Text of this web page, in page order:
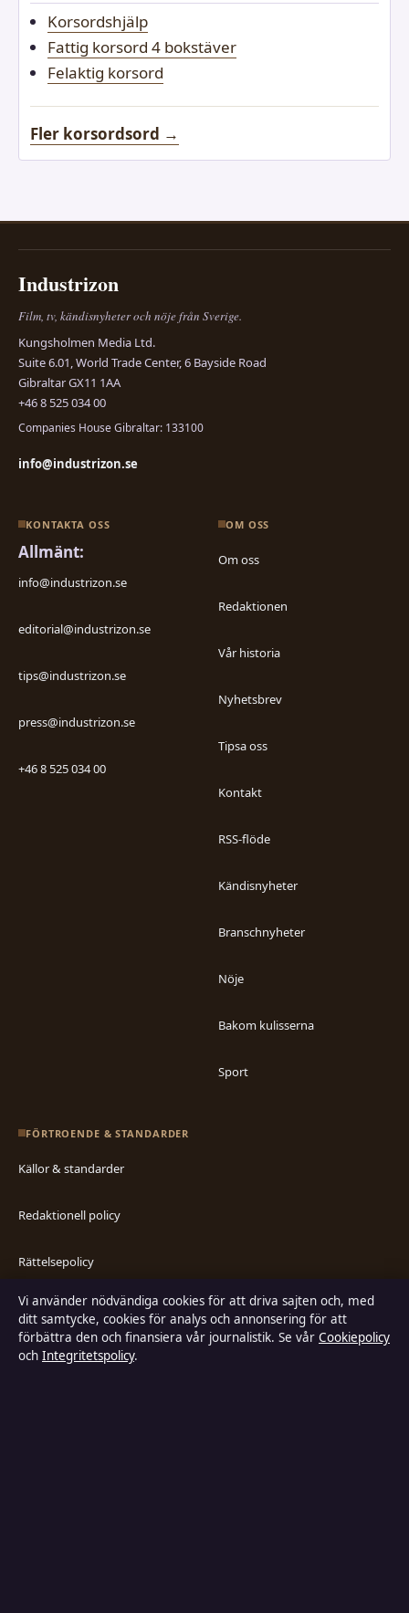
Korsordshjälp
Fattig korsord 4 bokstäver
Felaktig korsord
Fler korsordsord →
Industrizon
Film, tv, kändisnyheter och nöje från Sverige.
Kungsholmen Media Ltd.
Suite 6.01, World Trade Center, 6 Bayside Road
Gibraltar GX11 1AA
+46 8 525 034 00
Companies House Gibraltar: 133100
info@industrizon.se
KONTAKTA OSS
Allmänt:
info@industrizon.se
editorial@industrizon.se
tips@industrizon.se
press@industrizon.se
+46 8 525 034 00
OM OSS
Om oss
Redaktionen
Vår historia
Nyhetsbrev
Tipsa oss
Kontakt
RSS-flöde
Kändisnyheter
Branschnyheter
Nöje
Bakom kulisserna
Sport
FÖRTROENDE & STANDARDER
Källor & standarder
Redaktionell policy
Rättelsepolicy
Faktagranskningspolicy
Ägande & finansiering
Vi använder nödvändiga cookies för att driva sajten och, med
ditt samtycke, cookies för analys och annonsering för att
förbättra den och finansiera vår journalistik. Se vår Cookiepolicy
och Integritetspolicy.